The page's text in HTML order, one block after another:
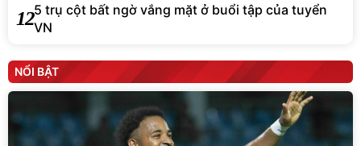
125 trụ cột bất ngờ vắng mặt ở buổi tập của tuyển
VN
NỔI BẬT